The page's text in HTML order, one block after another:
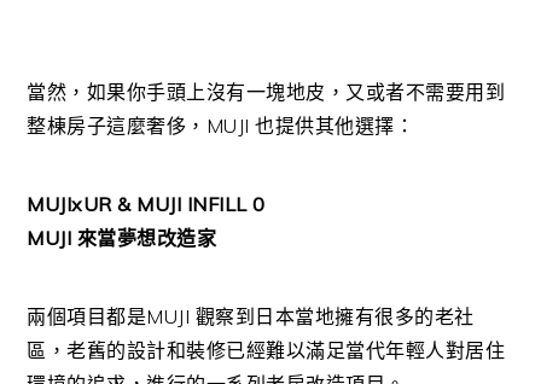
當然，如果你手頭上沒有一塊地皮，又或者不需要用到
整棟房子這麼奢侈，MUJI 也提供其他選擇：
MUJIxUR & MUJI INFILL 0
MUJI 來當夢想改造家
兩個項目都是MUJI 觀察到日本當地擁有很多的老社
區，老舊的設計和裝修已經難以滿足當代年輕人對居住